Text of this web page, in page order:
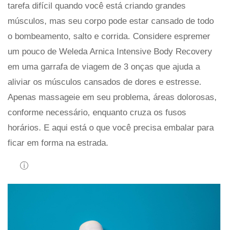
tarefa difícil quando você está criando grandes
músculos, mas seu corpo pode estar cansado de todo
o bombeamento, salto e corrida. Considere espremer
um pouco de Weleda Arnica Intensive Body Recovery
em uma garrafa de viagem de 3 onças que ajuda a
aliviar os músculos cansados ​​de dores e estresse.
Apenas massageie em seu problema, áreas dolorosas,
conforme necessário, enquanto cruza os fusos
horários. E aqui está o que você precisa embalar para
ficar em forma na estrada.
ⓘ